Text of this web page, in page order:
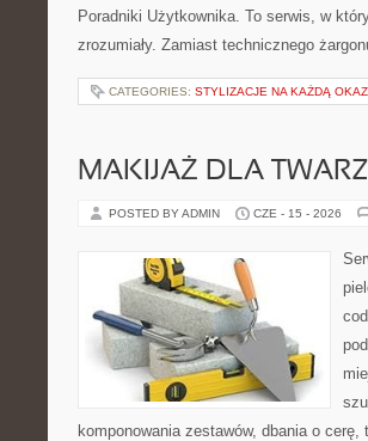
Poradniki Użytkownika. To serwis, w
zrozumiały. Zamiast technicznego
CATEGORIES: STYLIZACJE NA KAŻDĄ
MAKIJAŻ DLA
POSTED BY ADMIN CZE - 15 - 2026
komponowania zestawów, dbania o